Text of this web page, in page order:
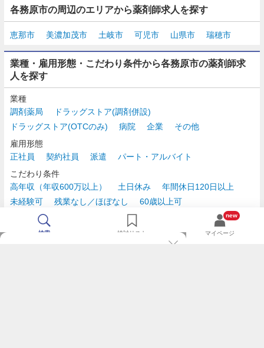
各務原市の周辺のエリアから薬剤師求人を探す
恵那市 美濃加茂市 土岐市 可児市 山県市 瑞穂市
業種・雇用形態・こだわり条件から各務原市の薬剤師求
人を探す
業種
調剤薬局
ドラッグストア(調剤併設)
ドラッグストア(OTCのみ)
病院 企業
その他
雇用形態
正社員
契約社員 派遣
パート・アルバイト
こだわり条件
高年収（年収600万以上）
土日休み
年間休日120日以上
未経験可
残業なし／ほぼなし
60歳以上可
時給2,500円以上
検索 検討リスト
new
マイページ